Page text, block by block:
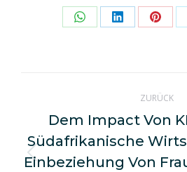
Share Share Share
ZURÜCK
Dem Impact Von
Südafrikanische
Einbeziehung Von